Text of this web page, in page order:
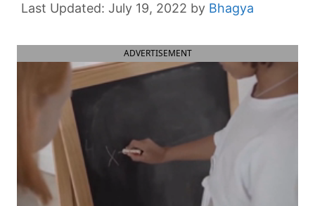
July 19, 2022 by Bhagya
ADVERTISEMENT